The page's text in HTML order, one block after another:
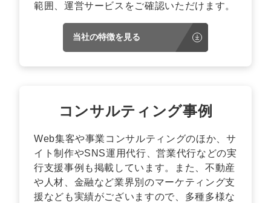
範囲、運営サービスをご確認いただけます。
当社の特徴を見る
コンサルティング事例
Web集客や事業コンサルティングのほか、サ
イト制作やSNS運用代行、営業代行などの実
行支援事例も掲載しています。また、不動産
や人材、金融など業界別のマーケティング支
援なども実績がございますので、多種多様な